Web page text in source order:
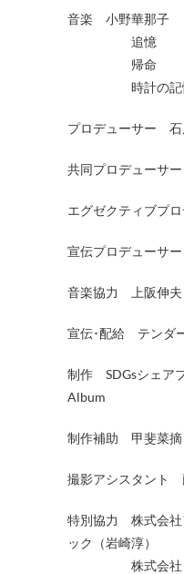
音楽 小野華那子
追憶
帰命
時計の記
プロデューサー 石
共同プロデューサ
エグゼクティブプ
宣伝プロデューサ
音楽協力 上阪伸夫
宣伝･配給 テンダ
制作 SDGsシェア
Album
制作補助 甲斐菜摘
撮影アシスタント
特別協力 株式会社
ック（岩崎淳）
株式会社タイ